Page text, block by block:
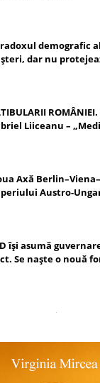
demografic
dar nu
Liiceanu –
Axă
Austro-
își asumă
Se naște o nouă